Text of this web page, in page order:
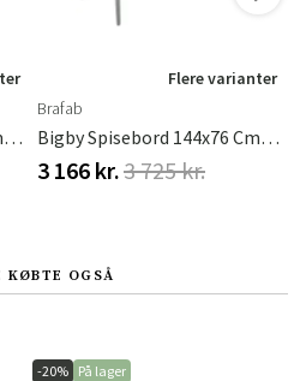
Bigby Spisebord 144x76 Cm Lemon
Flere varianter
Brafab
Bigby Spisebord 144x76 Cm Dusty Green
3 166 kr.3 725 kr.
KØBTE OGSÅ
-20% På lager